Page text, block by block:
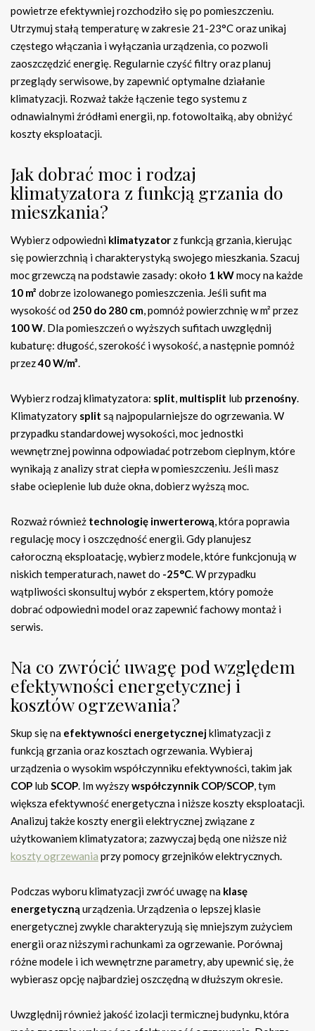
powietrze efektywniej rozchodziło się po pomieszczeniu.
Utrzymuj stałą temperaturę w zakresie 21-23°C oraz unikaj
częstego włączania i wyłączania urządzenia, co pozwoli
zaoszczędzić energię. Regularnie czyść filtry oraz planuj
przeglądy serwisowe, by zapewnić optymalne działanie
klimatyzacji. Rozważ także łączenie tego systemu z
odnawialnymi źródłami energii, np. fotowoltaiką, aby obniżyć
koszty eksploatacji.
Jak dobrać moc i rodzaj
klimatyzatora z funkcją grzania do
mieszkania?
Wybierz odpowiedni klimatyzator z funkcją grzania, kierując
się powierzchnią i charakterystyką swojego mieszkania. Szacuj
moc grzewczą na podstawie zasady: około 1 kWmocy na każde
10 m² dobrze izolowanego pomieszczenia. Jeśli sufit ma
wysokość od 250 do 280 cm , pomnóż powierzchnię w m² przez
100 W . Dla pomieszczeń o wyższych sufitach uwzględnij
kubaturę: długość, szerokość i wysokość, a następnie pomnóż
przez40 W/m³
Wybierz rodzaj klimatyzatora: split multisplit lub przenośny
Klimatyzatory split są najpopularniejsze do ogrzewania. W
przypadku standardowej wysokości, moc jednostki
wewnętrznej powinna odpowiadać potrzebom cieplnym, które
wynikają z analizy strat ciepła w pomieszczeniu. Jeśli masz
słabe ocieplenie lub duże okna, dobierz wyższą moc.
Rozważ również technologię inwerterową , która poprawia
regulację mocy i oszczędność energii. Gdy planujesz
całoroczną eksploatację, wybierz modele, które funkcjonują w
niskich temperaturach, nawet do -25°C . W przypadku
wątpliwości skonsultuj wybór z ekspertem, który pomoże
dobrać odpowiedni model oraz zapewnić fachowy montaż i
serwis.
Na co zwrócić uwagę pod względem
efektywności energetycznej i
kosztów ogrzewania?
Skup się na efektywności energetycznejklimatyzacji z
funkcją grzania oraz kosztach ogrzewania. Wybieraj
urządzenia o wysokim współczynniku efektywności, takim jak
COP lub SCOP . Im wyższywspółczynnik COP/SCOP , tym
większa efektywność energetyczna i niższe koszty eksploatacji.
Analizuj także koszty energii elektrycznej związane z
użytkowaniem klimatyzatora; zazwyczaj będą one niższe niż
koszty ogrzewania przy pomocy grzejników elektrycznych.
Podczas wyboru klimatyzacji zwróć uwagę na klasę
energetyczną urządzenia. Urządzenia o lepszej klasie
energetycznej zwykle charakteryzują się mniejszym zużyciem
energii oraz niższymi rachunkami za ogrzewanie. Porównaj
różne modele i ich wewnętrzne parametry, aby upewnić się, że
wybierasz opcję najbardziej oszczędną w dłuższym okresie.
Uwzględnij również jakość izolacji termicznej budynku, która